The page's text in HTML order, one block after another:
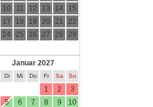
10 11 12 13 14
15
17 18 19 20 21
22
24 25 26 27 28
29
Januar 2027
Di Mi Do Fr Sa So
1 2
3
5 6 7 8 9
10